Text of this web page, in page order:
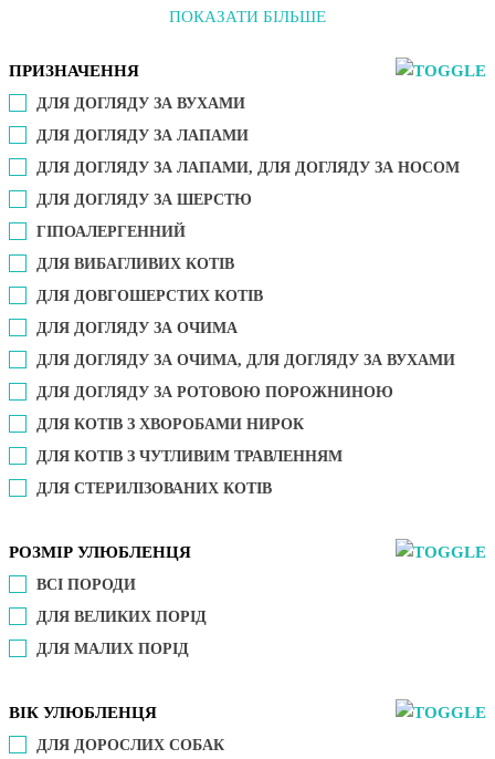
ПОКАЗАТИ БІЛЬШЕ
ПРИЗНАЧЕННЯ
ДЛЯ ДОГЛЯДУ ЗА ВУХАМИ
ДЛЯ ДОГЛЯДУ ЗА ЛАПАМИ
ДЛЯ ДОГЛЯДУ ЗА ЛАПАМИ, ДЛЯ ДОГЛЯДУ ЗА НОСОМ
ДЛЯ ДОГЛЯДУ ЗА ШЕРСТЮ
ГІПОАЛЕРГЕННИЙ
ДЛЯ ВИБАГЛИВИХ КОТІВ
ДЛЯ ДОВГОШЕРСТИХ КОТІВ
ДЛЯ ДОГЛЯДУ ЗА ОЧИМА
ДЛЯ ДОГЛЯДУ ЗА ОЧИМА, ДЛЯ ДОГЛЯДУ ЗА ВУХАМИ
ДЛЯ ДОГЛЯДУ ЗА РОТОВОЮ ПОРОЖНИНОЮ
ДЛЯ КОТІВ З ХВОРОБАМИ НИРОК
ДЛЯ КОТІВ З ЧУТЛИВИМ ТРАВЛЕННЯМ
ДЛЯ СТЕРИЛІЗОВАНИХ КОТІВ
РОЗМІР УЛЮБЛЕНЦЯ
ВСІ ПОРОДИ
ДЛЯ ВЕЛИКИХ ПОРІД
ДЛЯ МАЛИХ ПОРІД
ВІК УЛЮБЛЕНЦЯ
ДЛЯ ДОРОСЛИХ СОБАК